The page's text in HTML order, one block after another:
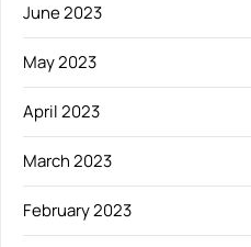
June 2023
May 2023
April 2023
March 2023
February 2023